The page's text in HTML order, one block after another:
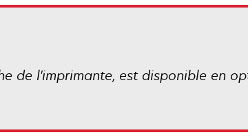
de l'imprimante, est disponible en